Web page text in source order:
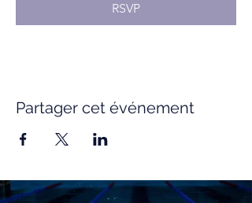
RSVP
Partager cet événement